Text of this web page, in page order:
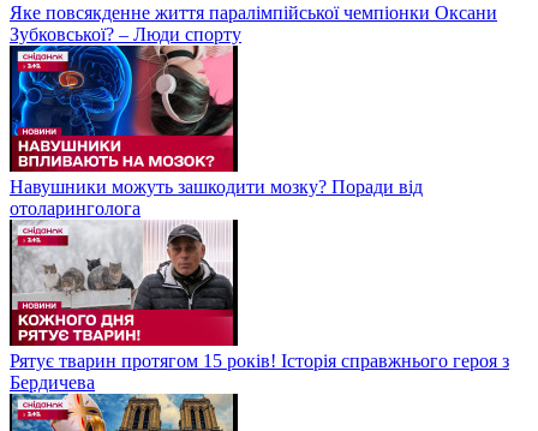
Яке повсякденне життя паралімпійської чемпіонки Оксани
Зубковської? – Люди спорту
Навушники можуть зашкодити мозку? Поради від
отоларинголога
Рятує тварин протягом 15 років! Історія справжнього героя з
Бердичева